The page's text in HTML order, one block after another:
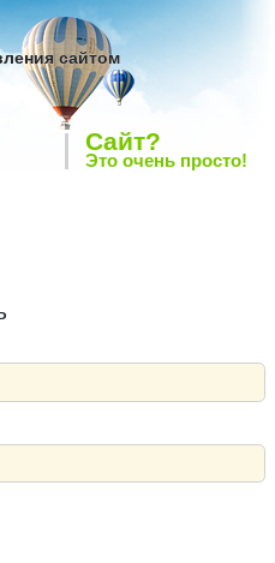
сайтом
Сайт?
Это очень просто!